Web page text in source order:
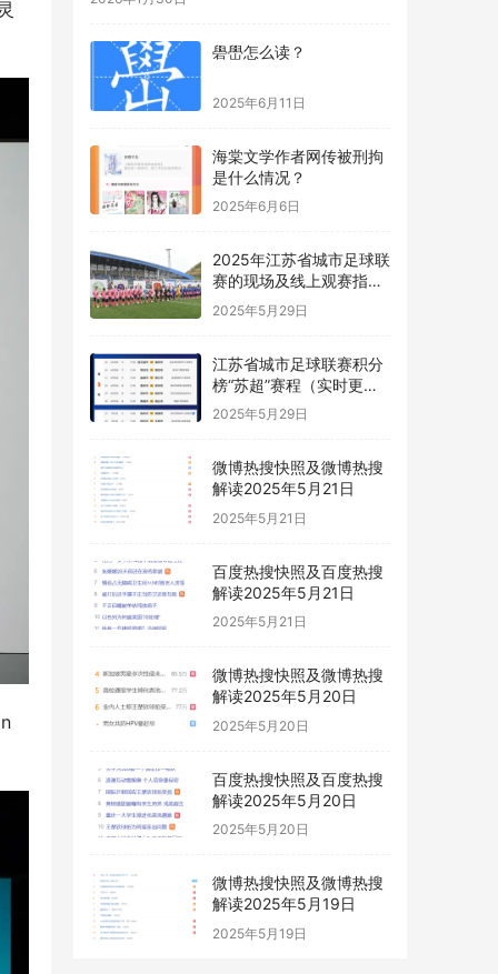
礐嶨怎么读？
2025年6月11日
海棠文学作者网传被刑拘
是什么情况？
2025年6月6日
2025年江苏省城市足球联
赛的现场及线上观赛指南
“苏超”
2025年5月29日
江苏省城市足球联赛积分
榜“苏超”赛程（实时更
新）
2025年5月29日
微博热搜快照及微博热搜
解读2025年5月21日
2025年5月21日
百度热搜快照及百度热搜
解读2025年5月21日
2025年5月21日
微博热搜快照及微博热搜
解读2025年5月20日
2025年5月20日
百度热搜快照及百度热搜
解读2025年5月20日
2025年5月20日
微博热搜快照及微博热搜
解读2025年5月19日
2025年5月19日